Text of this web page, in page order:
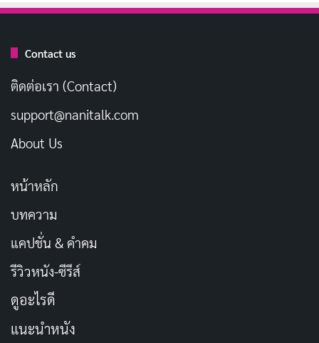
Contact us
ติดต่อเรา (Contact)
support@nanitalk.com
About Us
หน้าหลัก
บทความ
แคปชั่น & คำคม
รีวิวหนัง-ซีรีส์
ดูอะไรดี
แนะนำหนัง